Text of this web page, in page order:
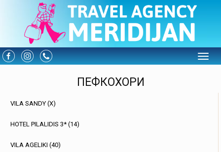
ПЕФКОХОРИ
VILA SANDY (X)
HOTEL PILALIDIS 3* (14)
VILA AGELIKI (40)